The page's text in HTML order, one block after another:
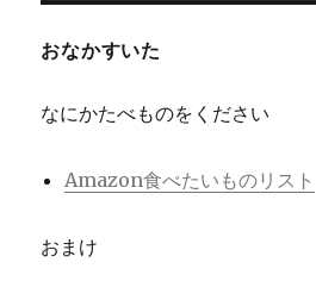
おなかすいた
なにかたべものをください
Amazon食べたいものリスト
おまけ